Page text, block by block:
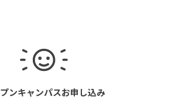
ンキャンパスお申し込み